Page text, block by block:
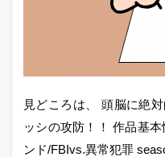
見どころは、 頭脳に絶
ッシの攻防！！ 作品基
ンド/FBIvs.異常犯罪